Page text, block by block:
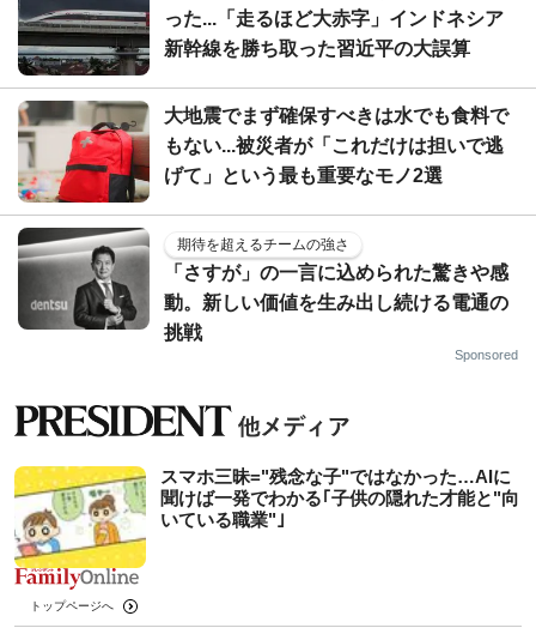
った...「走るほど大赤字」インドネシア
新幹線を勝ち取った習近平の大誤算
大地震でまず確保すべきは水でも食料で
もない...被災者が「これだけは担いで逃
げて」という最も重要なモノ2選
期待を超えるチームの強さ
「さすが」の一言に込められた驚きや感
動。新しい価値を生み出し続ける電通の
挑戦
Sponsored
スマホ三昧="残念な子"ではなかった…AIに
聞けば一発でわかる｢子供の隠れた才能と"向
いている職業"｣
トップページへ